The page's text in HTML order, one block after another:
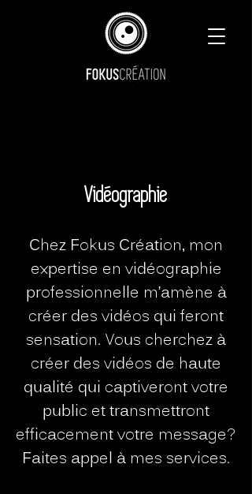
Vidéographie
Chez Fokus Création, mon
expertise en vidéographie
professionnelle m’amène à
créer des vidéos qui feront
sensation. Vous cherchez à
créer des vidéos de haute
qualité qui captiveront votre
public et transmettront
efficacement votre message?
Faites appel à mes services.